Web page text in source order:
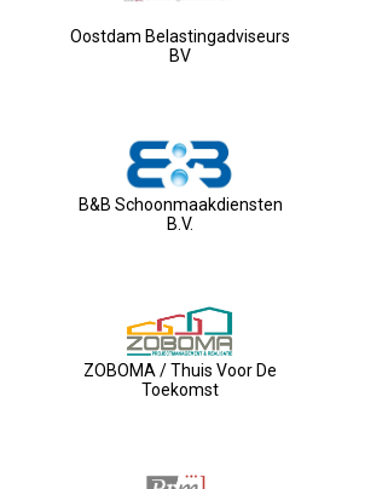
Oostdam Belastingadviseurs
BV
B&B Schoonmaakdiensten
B.V.
ZOBOMA / Thuis Voor De
Toekomst